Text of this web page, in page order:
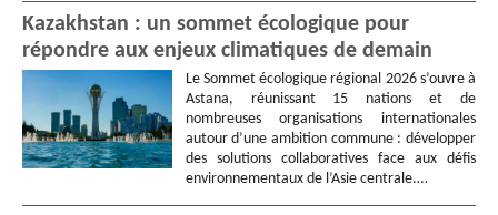
Kazakhstan : un sommet écologique pour
répondre aux enjeux climatiques de demain
Le Sommet écologique régional 2026 s’ouvre à
Astana, réunissant 15 nations et de
nombreuses organisations internationales
autour d’une ambition commune : développer
des solutions collaboratives face aux défis
environnementaux de l’Asie centrale.…